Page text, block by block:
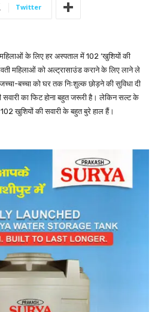
Twitter
के लिए हर अस्पताल में 102 ‘खुशियों की
महिलाओं को अल्ट्रासाउंड कराने के लिए लाने ले
बच्चा को घर तक निःशुल्क छोड़ने की सुविधा दी
का फिट होना बहुत जरूरी है। लेकिन सल्ट के
खुशियों की सवारी के बहुत बुरे हाल हैं।